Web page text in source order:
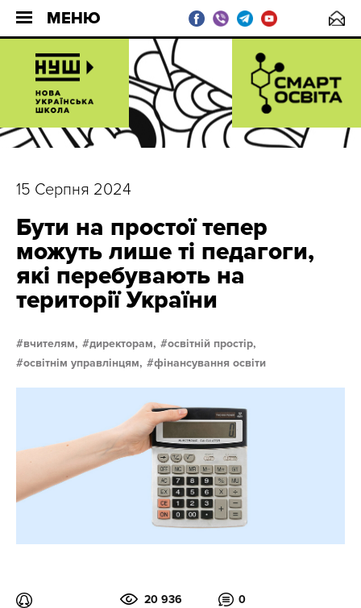
МЕНЮ
15 Серпня 2024
Бути на простої тепер
можуть лише ті педагоги,
які перебувають на
території України
вчителям, директорам,
освітній простір,
освітнім управлінцям,
фінансування освіти
20 936 0